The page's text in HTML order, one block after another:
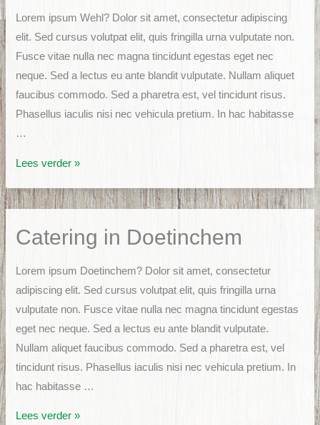
Lorem ipsum Wehl? Dolor sit amet, consectetur adipiscing
elit. Sed cursus volutpat elit, quis fringilla urna vulputate non.
Fusce vitae nulla nec magna tincidunt egestas eget nec
neque. Sed a lectus eu ante blandit vulputate. Nullam aliquet
faucibus commodo. Sed a pharetra est, vel tincidunt risus.
Phasellus iaculis nisi nec vehicula pretium. In hac habitasse
…
Catering
Wehl
Lees verder »
Catering in Doetinchem
Lorem ipsum Doetinchem? Dolor sit amet, consectetur
adipiscing elit. Sed cursus volutpat elit, quis fringilla urna
vulputate non. Fusce vitae nulla nec magna tincidunt egestas
eget nec neque. Sed a lectus eu ante blandit vulputate.
Nullam aliquet faucibus commodo. Sed a pharetra est, vel
tincidunt risus. Phasellus iaculis nisi nec vehicula pretium. In
hac habitasse …
Catering
Lees verder »